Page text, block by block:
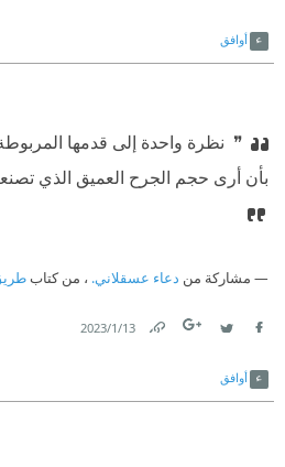
أوافق
❞ ‫ نظرة واحدة إلى قدمها
بأن أرى حجم الجرح العميق الذي
مشاركة من دعاء عسقلاني. ، من كتاب
13‏/1‏/2023
أوافق